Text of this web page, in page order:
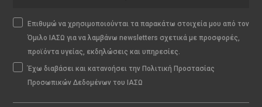
Επιθυμώ να χρησιμοποιούνται τα παρακάτω στοιχεία μου από τον
Όμιλο ΙΑΣΩ για να λαμβάνω newsletters σχετικά με προσφορές,
προϊόντα υγείας, εκδηλώσεις και υπηρεσίες.
Έχω διαβάσει και κατανοήσει την Πολιτική Προστασίας
Προσωπικών Δεδομένων του ΙΑΣΩ